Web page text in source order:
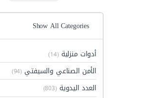
Show All Categories
أدوات منزلية(14)
الأمن الصناعي والسيفتي (94)
العدد اليدوية(803)